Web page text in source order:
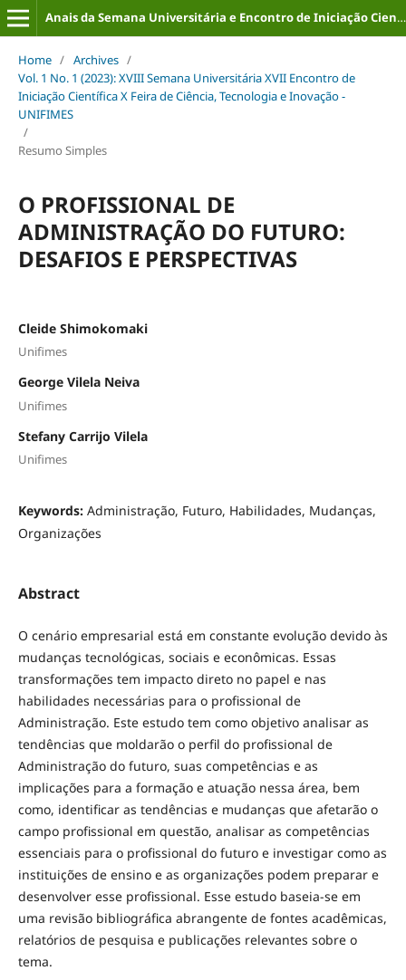
Anais da Semana Universitária e Encontro de Iniciação Científica (ISSN: 2316-8226)
Home / Archives /
Vol. 1 No. 1 (2023): XVIII Semana Universitária XVII Encontro de
Iniciação Científica X Feira de Ciência, Tecnologia e Inovação -
UNIFIMES
/
Resumo Simples
O PROFISSIONAL DE
ADMINISTRAÇÃO DO FUTURO:
DESAFIOS E PERSPECTIVAS
Cleide Shimokomaki
Unifimes
George Vilela Neiva
Unifimes
Stefany Carrijo Vilela
Unifimes
Keywords: Administração, Futuro, Habilidades, Mudanças,
Organizações
Abstract
O cenário empresarial está em constante evolução devido às
mudanças tecnológicas, sociais e econômicas. Essas
transformações tem impacto direto no papel e nas
habilidades necessárias para o profissional de
Administração. Este estudo tem como objetivo analisar as
tendências que moldarão o perfil do profissional de
Administração do futuro, suas competências e as
implicações para a formação e atuação nessa área, bem
como, identificar as tendências e mudanças que afetarão o
campo profissional em questão, analisar as competências
essenciais para o profissional do futuro e investigar como as
instituições de ensino e as organizações podem preparar e
desenvolver esse profissional. Esse estudo baseia-se em
uma revisão bibliográfica abrangente de fontes acadêmicas,
relatórios de pesquisa e publicações relevantes sobre o
tema.